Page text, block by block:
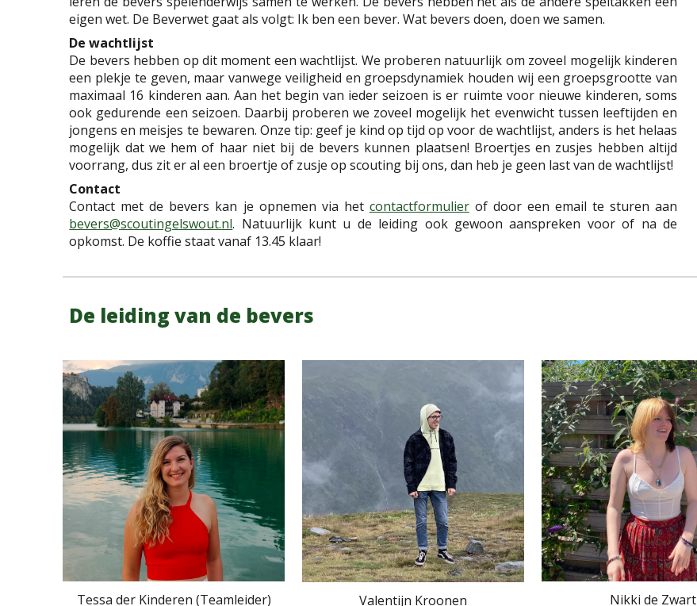
eigen wet. De Beverwet gaat als volgt: Ik ben een bever. Wat bevers doen, doen we samen.
De wachtlijst
De bevers hebben op dit moment een wachtlijst. We proberen natuurlijk om zoveel mogelijk kinderen
een plekje te geven, maar vanwege veiligheid en groepsdynamiek houden wij een groepsgrootte van
maximaal 16 kinderen aan. Aan het begin van ieder seizoen is er ruimte voor nieuwe kinderen, soms
ook gedurende een seizoen. Daarbij proberen we zoveel mogelijk het evenwicht tussen leeftijden en
jongens en meisjes te bewaren. Onze tip: geef je kind op tijd op voor de wachtlijst, anders is het helaas
mogelijk dat we hem of haar niet bij de bevers kunnen plaatsen! Broertjes en zusjes hebben altijd
voorrang, dus zit er al een broertje of zusje op scouting bij ons, dan heb je geen last van de wachtlijst!
Contact
Contact met de bevers kan je opnemen via het contactformulierof door een email te sturen aan
bevers@scoutingelswout.nl. Natuurlijk kunt u de leiding ook gewoon aanspreken voor of na de
opkomst. De koffie staat vanaf 13.45 klaar!
De leiding van de bevers
Tessa der Kinderen (Teamleider) Valentijn Kroonen Nikki de Zwart